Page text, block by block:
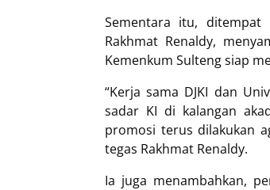
Sementara itu, ditempat
Rakhmat Renaldy,
Kemenkum Sulteng siap
“Kerja sama DJKI dan
sadar KI di kalangan
promosi terus dilakukan
tegas Rakhmat Renaldy.
Ia juga menambahkan,